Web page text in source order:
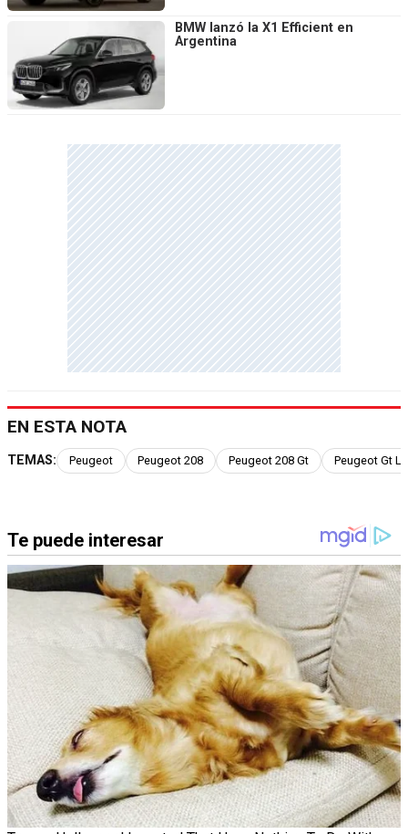
BMW lanzó la X1 Efficient en
Argentina
EN ESTA NOTA
TEMAS: Peugeot Peugeot 208 Peugeot 208 Gt Peugeot Gt